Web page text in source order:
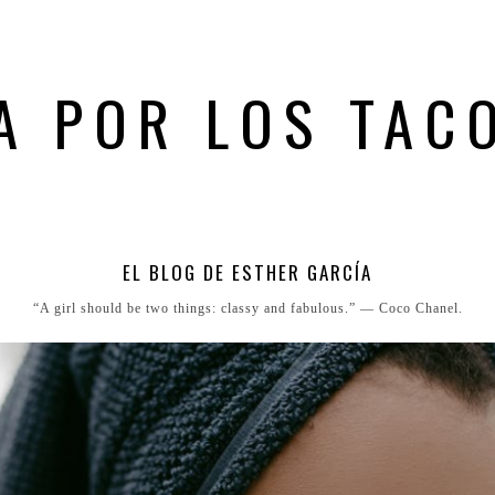
POR LOS
EL BLOG DE ESTHER GARCÍA
“A girl should be two things: classy and fabulous.” ― Coco Chanel.